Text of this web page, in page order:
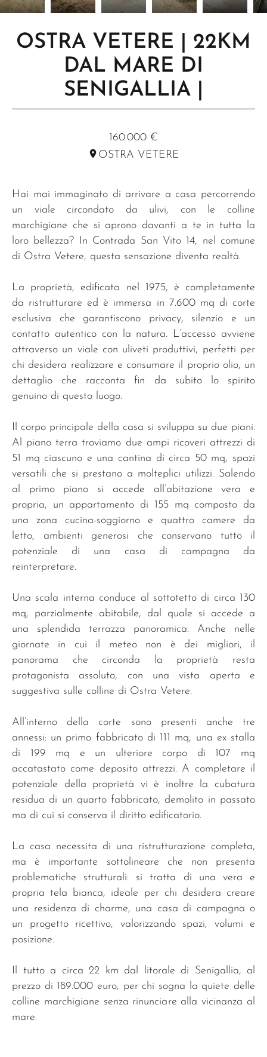
OSTRA VETERE | 22KM
DAL MARE DI
SENIGALLIA |
160.000 €
OSTRA VETERE
Hai mai immaginato di arrivare a casa percorrendo
un viale circondato da ulivi, con le colline
marchigiane che si aprono davanti a te in tutta la
loro bellezza? In Contrada San Vito 14, nel comune
di Ostra Vetere, questa sensazione diventa realtà.
La proprietà, edificata nel 1975, è completamente
da ristrutturare ed è immersa in 7.600 mq di corte
esclusiva che garantiscono privacy, silenzio e un
contatto autentico con la natura. L’accesso avviene
attraverso un viale con uliveti produttivi, perfetti per
chi desidera realizzare e consumare il proprio olio, un
dettaglio che racconta fin da subito lo spirito
genuino di questo luogo.
Il corpo principale della casa si sviluppa su due piani.
Al piano terra troviamo due ampi ricoveri attrezzi di
51 mq ciascuno e una cantina di circa 50 mq, spazi
versatili che si prestano a molteplici utilizzi. Salendo
al primo piano si accede all’abitazione vera e
propria, un appartamento di 155 mq composto da
una zona cucina-soggiorno e quattro camere da
letto, ambienti generosi che conservano tutto il
potenziale di una casa di campagna da
reinterpretare.
Una scala interna conduce al sottotetto di circa 130
mq, parzialmente abitabile, dal quale si accede a
una splendida terrazza panoramica. Anche nelle
giornate in cui il meteo non è dei migliori, il
panorama che circonda la proprietà resta
protagonista assoluto, con una vista aperta e
suggestiva sulle colline di Ostra Vetere.
All’interno della corte sono presenti anche tre
annessi: un primo fabbricato di 111 mq, una ex stalla
di 199 mq e un ulteriore corpo di 107 mq
accatastato come deposito attrezzi. A completare il
potenziale della proprietà vi è inoltre la cubatura
residua di un quarto fabbricato, demolito in passato
ma di cui si conserva il diritto edificatorio.
La casa necessita di una ristrutturazione completa,
ma è importante sottolineare che non presenta
problematiche strutturali: si tratta di una vera e
propria tela bianca, ideale per chi desidera creare
una residenza di charme, una casa di campagna o
un progetto ricettivo, valorizzando spazi, volumi e
posizione.
Il tutto a circa 22 km dal litorale di Senigallia, al
prezzo di 189.000 euro, per chi sogna la quiete delle
colline marchigiane senza rinunciare alla vicinanza al
mare.